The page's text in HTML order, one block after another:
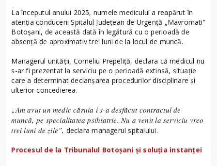
La începutul anului 2025, numele medicului a reapărut în
atenția conducerii Spitalul Județean de Urgență „Mavromati”
Botoșani, de această dată în legătură cu o perioadă de
absență de aproximativ trei luni de la locul de muncă.
Managerul unității, Corneliu Prepeliță, declara că medicul nu
s-ar fi prezentat la serviciu pe o perioadă extinsă, situație
care a determinat declanșarea procedurilor disciplinare și
ulterior concedierea.
„Am avut un medic căruia i s-a desfăcut contractul de
muncă, pe specialitatea psihiatrie. Nu a venit la serviciu vreo
trei luni de zile”, declara managerul spitalului.
Procesul de la Tribunalul Botoșani și soluția instanței